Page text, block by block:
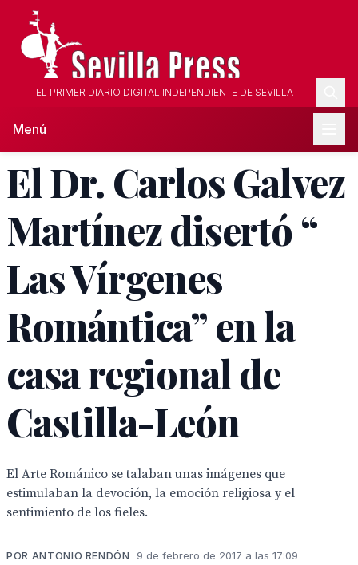
EL PRIMER DIARIO DIGITAL INDEPENDIENTE DE SEVILLA
Menú
El Dr. Carlos Galvez
Martínez disertó “
Las Vírgenes
Romántica” en la
casa regional de
Castilla-León
El Arte Románico se talaban unas imágenes que
estimulaban la devoción, la emoción religiosa y el
sentimiento de los fieles.
POR ANTONIO RENDÓN 9 de febrero de 2017 a las 17:09